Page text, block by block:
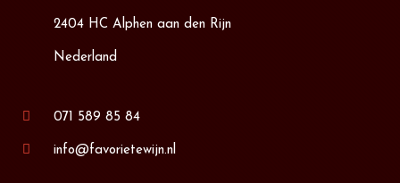
2404 HC Alphen aan den Rijn
Nederland
071 589 85 84
info@favorietewijn.nl